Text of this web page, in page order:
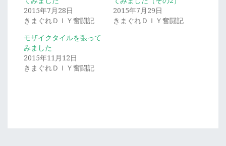
ド
ウ
で
開
ま
す)
い
(新
し
ウ
ィ
ウ
で
開
2015年7月28日
きまぐれＤＩＹ奮闘記
2015年7月29日
きまぐれＤＩＹ奮闘記
モザイクタイルを張って
みました
2015年11月12日
きまぐれＤＩＹ奮闘記